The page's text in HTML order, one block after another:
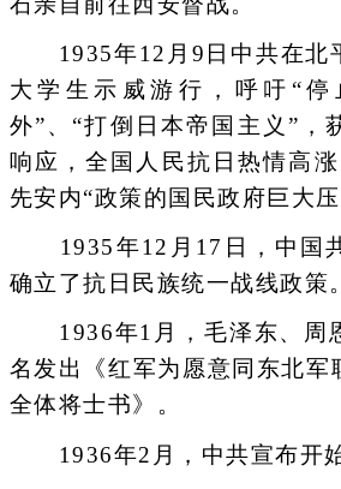
1935年12月9日中共在北
大学生示威游行，呼吁“
外”、“打倒日本帝国主义”，
响应，全国人民抗日热情高
先安内“政策的国民政府巨大压
1935年12月17日，中国
确立了抗日民族统一战线政策。
1936年1月，毛泽东、周
名发出《红军为愿意同东北军
全体将士书》。
1936年2月，中共宣布开始